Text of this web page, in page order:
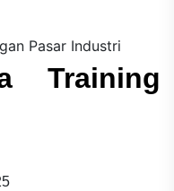
Pasar Industri
Training